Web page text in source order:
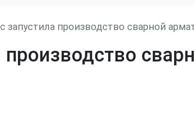
запустила производство сварной